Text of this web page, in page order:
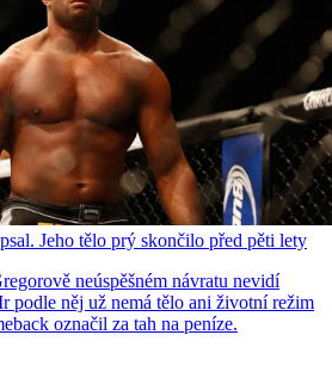
Jeho tělo prý skončilo před pěti lety
neúspěšném návratu nevidí
podle něj už nemá tělo ani životní režim
označil za tah na peníze.